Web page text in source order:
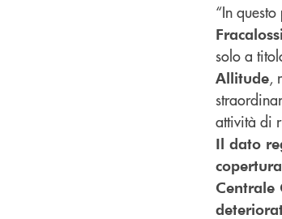
“In
Fracalossi
solo a
Allitude,
attività di
Il dato
Centrale